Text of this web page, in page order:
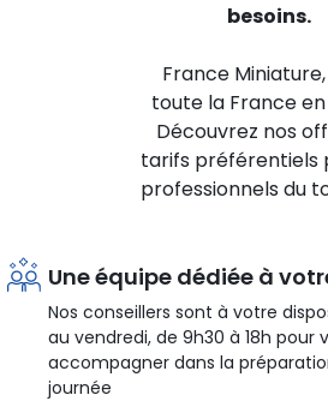
besoins.
France
toute la France en
Découvrez nos
tarifs préférentiels
professionnels du
Une équipe dédiée à
Nos conseillers sont à votre
au vendredi, de 9h30 à 18h pour
accompagner dans la
journée